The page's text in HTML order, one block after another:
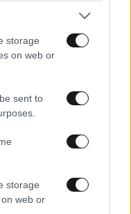
storage
on web or
sent to
storage
web or